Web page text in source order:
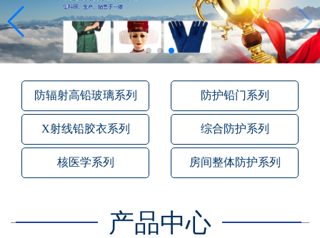
防辐射高铅玻璃系列 防护铅门系列
X射线铅胶衣系列 综合防护系列
核医学系列 房间整体防护系列
产品中心